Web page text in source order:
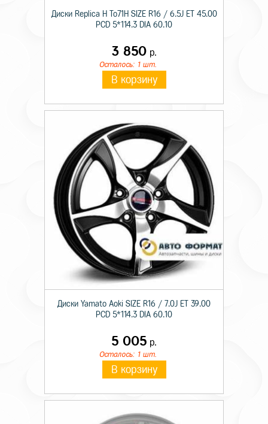
Диски Replica H To71H SIZE R16 / 6.5J ET 45.00
PCD 5*114.3 DIA 60.10
3 850р.
Осталось: 1 шт.
В корзину
Диски Yamato Aoki SIZE R16 / 7.0J ET 39.00
PCD 5*114.3 DIA 60.10
5 005 р.
Осталось: 1 шт.
В корзину